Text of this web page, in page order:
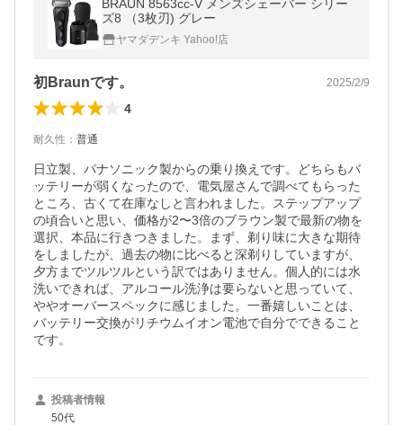
BRAUN 8563cc-V メンズシェーバー シリー
ズ8 （3枚刃) グレー
ヤマダデンキ Yahoo!店
初Braunです。 2025/2/9
4
耐久性 ： 普通
日立製、パナソニック製からの乗り換えです。どちらもバ
ッテリーが弱くなったので、電気屋さんで調べてもらった
ところ、古くて在庫なしと言われました。ステップアップ
の頃合いと思い、価格が2〜3倍のブラウン製で最新の物を
選択、本品に行きつきました。まず、剃り味に大きな期待
をしましたが、過去の物に比べると深剃りしていますが、
夕方までツルツルという訳ではありません。個人的には水
洗いできれば、アルコール洗浄は要らないと思っていて、
ややオーバースペックに感じました。一番嬉しいことは、
バッテリー交換がリチウムイオン電池で自分でできること
です。
投稿者情報
50代